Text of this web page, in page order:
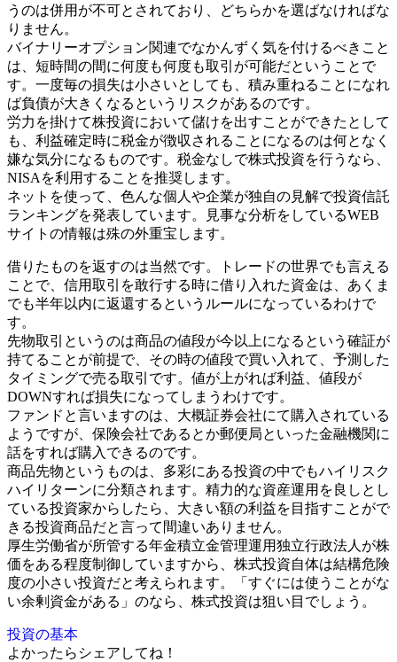
うのは併用が不可とされており、どちらかを選ばなければな
りません。
バイナリーオプション関連でなかんずく気を付けるべきこと
は、短時間の間に何度も何度も取引が可能だということで
す。一度毎の損失は小さいとしても、積み重ねることになれ
ば負債が大きくなるというリスクがあるのです。
労力を掛けて株投資において儲けを出すことができたとして
も、利益確定時に税金が徴収されることになるのは何となく
嫌な気分になるものです。税金なしで株式投資を行うなら、
NISAを利用することを推奨します。
ネットを使って、色んな個人や企業が独自の見解で投資信託
ランキングを発表しています。見事な分析をしているWEB
サイトの情報は殊の外重宝します。
借りたものを返すのは当然です。トレードの世界でも言える
ことで、信用取引を敢行する時に借り入れた資金は、あくま
でも半年以内に返還するというルールになっているわけで
す。
先物取引というのは商品の値段が今以上になるという確証が
持てることが前提で、その時の値段で買い入れて、予測した
タイミングで売る取引です。値が上がれば利益、値段が
DOWNすれば損失になってしまうわけです。
ファンドと言いますのは、大概証券会社にて購入されている
ようですが、保険会社であるとか郵便局といった金融機関に
話をすれば購入できるのです。
商品先物というものは、多彩にある投資の中でもハイリスク
ハイリターンに分類されます。精力的な資産運用を良しとし
ている投資家からしたら、大きい額の利益を目指すことがで
きる投資商品だと言って間違いありません。
厚生労働省が所管する年金積立金管理運用独立行政法人が株
価をある程度制御していますから、株式投資自体は結構危険
度の小さい投資だと考えられます。「すぐには使うことがな
い余剰資金がある」のなら、株式投資は狙い目でしょう。
投資の基本
よかったらシェアしてね！